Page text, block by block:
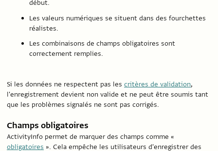
début.
Les valeurs numériques se situent dans des fourchettes
réalistes.
Les combinaisons de champs obligatoires sont
correctement remplies.
Si les données ne respectent pas les critères de validation,
l'enregistrement devient non valide et ne peut être soumis tant
que les problèmes signalés ne sont pas corrigés.
Champs obligatoires
ActivityInfo permet de marquer des champs comme «
obligatoires ». Cela empêche les utilisateurs d'enregistrer des